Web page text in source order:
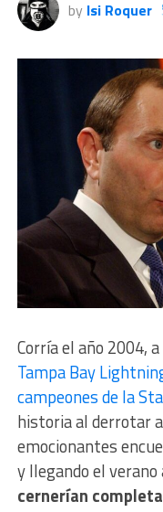
by Isi Roquer
Corría el año 2004,
Tampa Bay
campeones de la
historia al derrotar
emocionantes
y llegando el verano
cernerían